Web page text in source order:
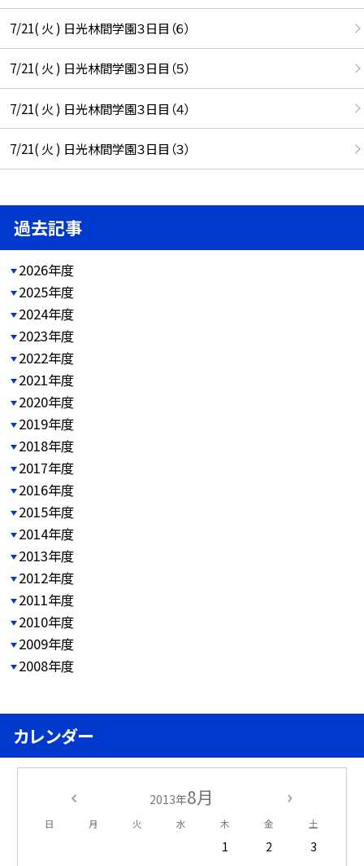
7/21( 火 ) 日光林間学園３日目（６）
7/21( 火 ) 日光林間学園３日目（５）
7/21( 火 ) 日光林間学園３日目（４）
7/21( 火 ) 日光林間学園３日目（３）
過去記事
2026年度
2025年度
2024年度
2023年度
2022年度
2021年度
2020年度
2019年度
2018年度
2017年度
2016年度
2015年度
2014年度
2013年度
2012年度
2011年度
2010年度
2009年度
2008年度
カレンダー
2013年8月
日 月 火 水 木 金 土
1 2
3